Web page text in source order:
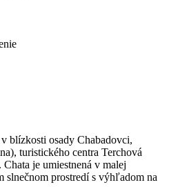
blízkosti osady Chabadovci,
turistického centra Terchová
je umiestnená v malej
slnečnom prostredí s výhľadom na